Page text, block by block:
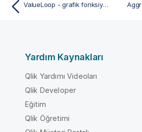
ValueLoop - grafik fonksiyonu
Yardım Kaynakları
Qlik Yardımı Videoları
Qlik Developer
Eğitim
Qlik Öğretimi